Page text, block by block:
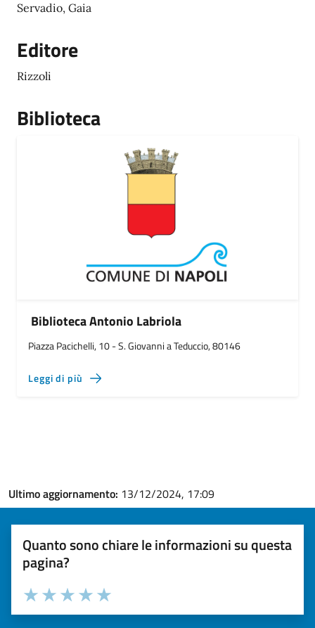
Servadio, Gaia
Editore
Rizzoli
Biblioteca
Biblioteca Antonio Labriola
Piazza Pacichelli, 10 - S. Giovanni a Teduccio, 80146
Leggi di più
Ultimo aggiornamento: 13/12/2024, 17:09
Quanto sono chiare le informazioni su questa
pagina?
Valuta la chiarezza delle informazioni (da 1 a 5 stelle)
Seleziona il numero di stelle per valutare la chiarezza delle
Valuta 5 stelle su 5
Valuta 4 stelle su 5
Valuta 3 stelle su 5
Valuta 2 stelle su 5
Valuta 1 stelle su 5